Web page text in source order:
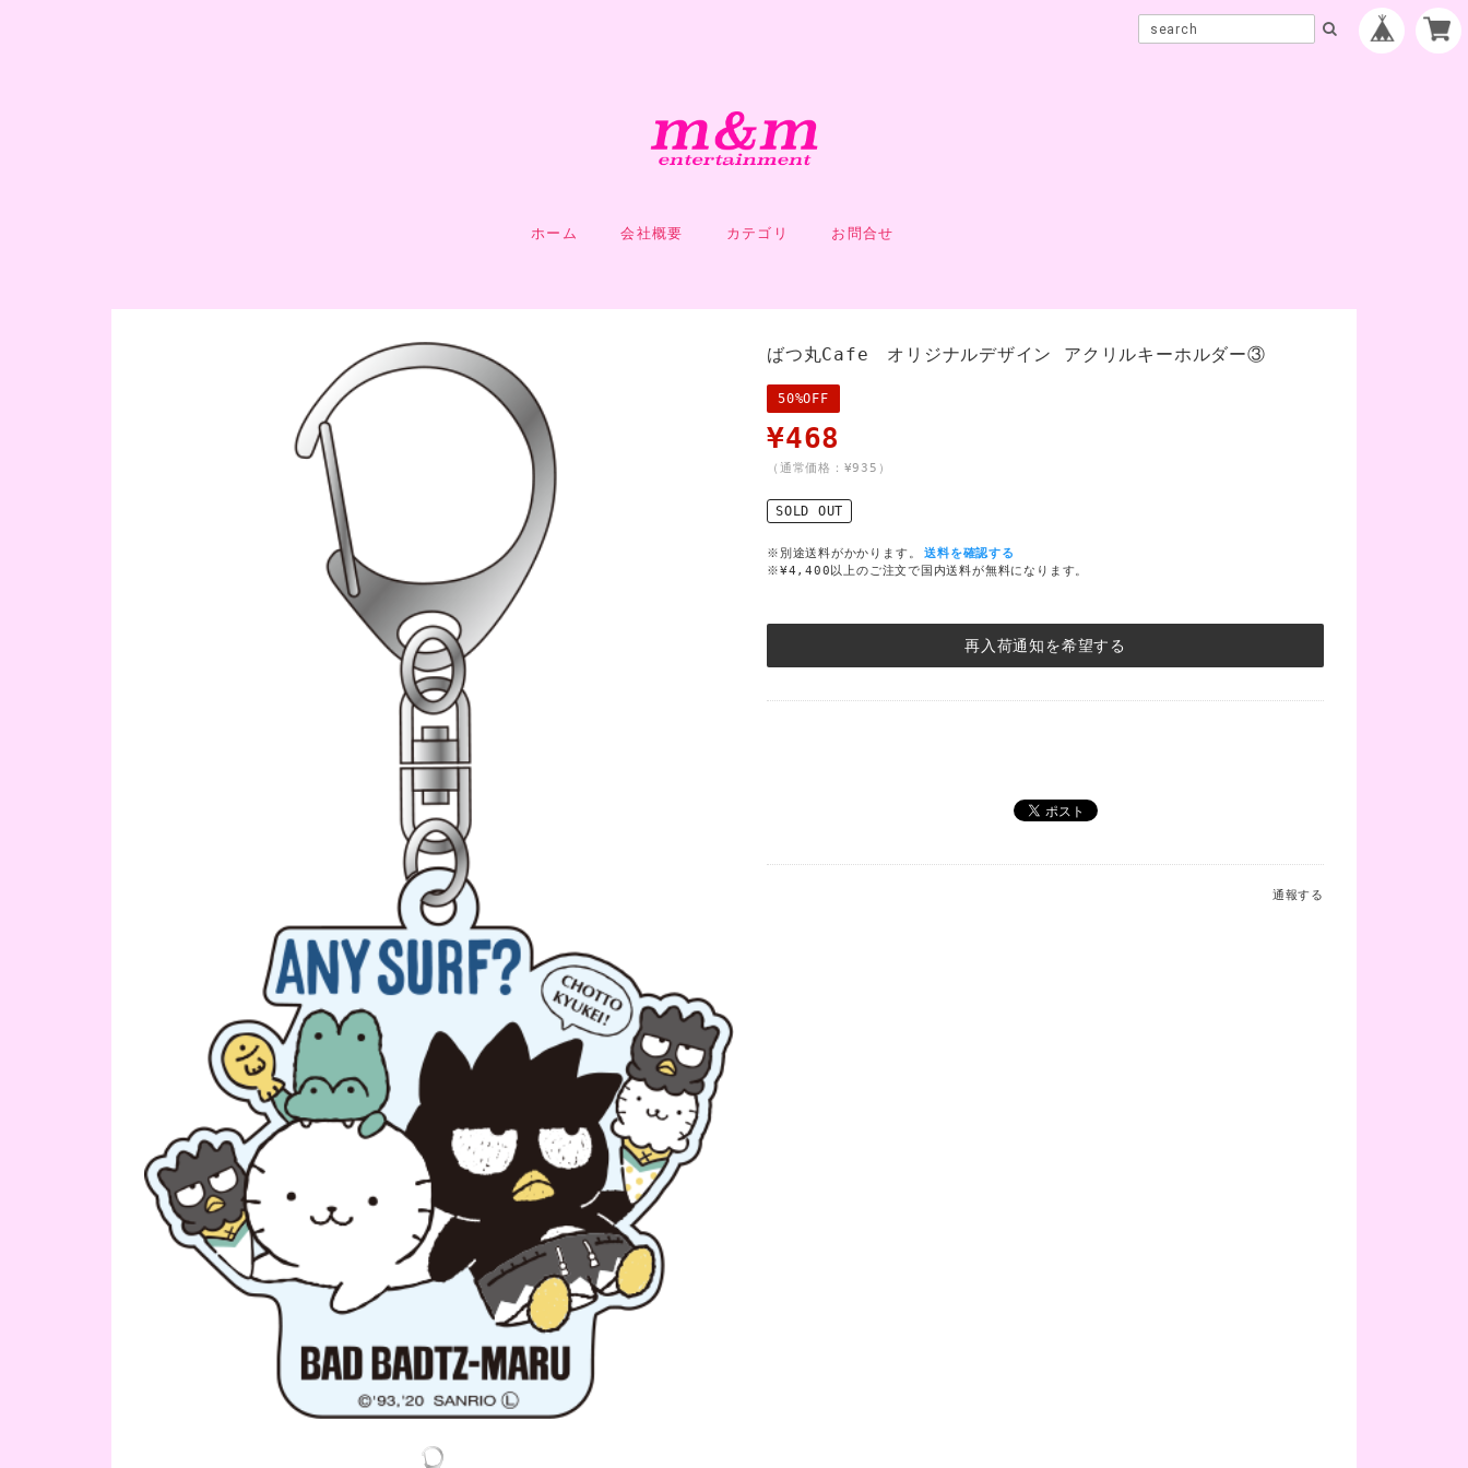
ホーム 会社概要 カテゴリ お問合せ
ばつ丸Cafe オリジナルデザイン アクリルキーホルダー③
50%OFF
¥468
（通常価格：¥935）
SOLD OUT
※別途送料がかかります。
送料を確認する
※¥4,400以上のご注文で国内送料が無料になります。
再入荷通知を希望する
通報する